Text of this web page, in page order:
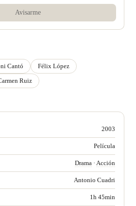
Avisarme
Cantó
Félix López
Ruiz
2003
Película
Drama · Acción
Antonio Cuadri
1h 45min